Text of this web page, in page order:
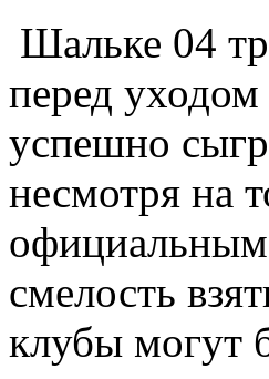
Шальке 04
перед уходом
успешно
несмотря на
официальным
смелость
клубы могут